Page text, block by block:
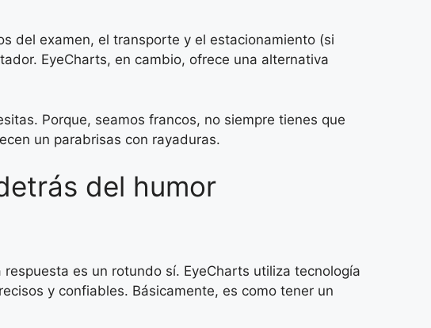
del examen, el transporte y el estacionamiento (si
EyeCharts, en cambio, ofrece una alternativa
Porque, seamos francos, no siempre tienes que
un parabrisas con rayaduras.
del humor
es un rotundo sí. EyeCharts utiliza tecnología
y confiables. Básicamente, es como tener un